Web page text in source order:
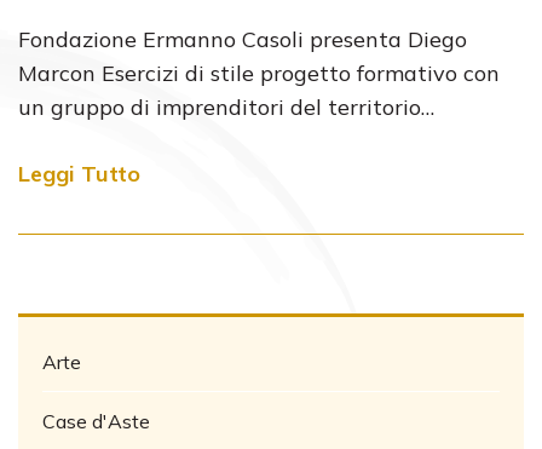
Fondazione Ermanno Casoli presenta Diego
Marcon Esercizi di stile progetto formativo con
un gruppo di imprenditori del territorio…
Leggi Tutto
Arte
Case d'Aste